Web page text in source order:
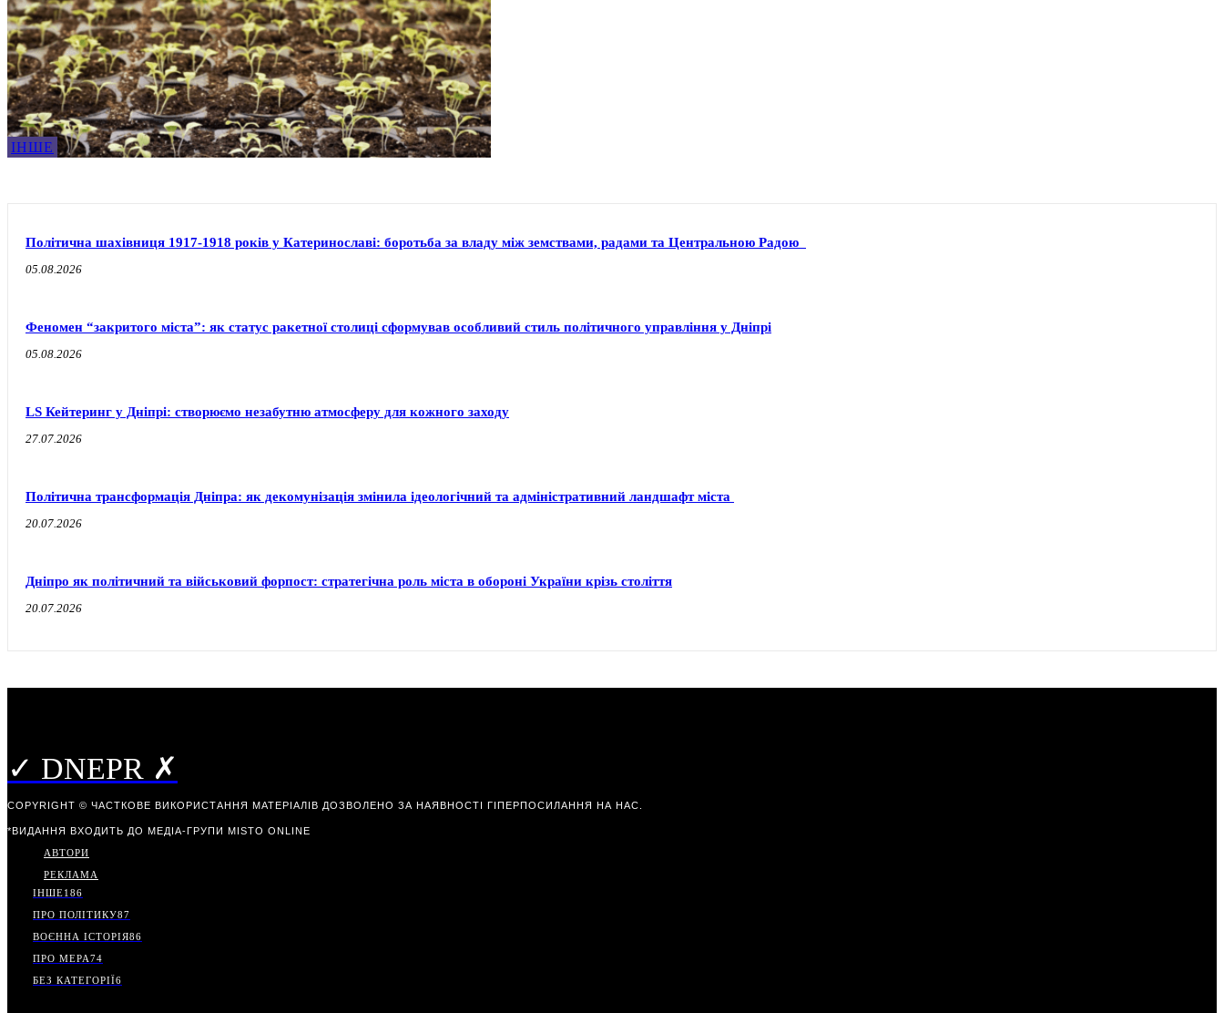
ІНШЕ
Політична шахівниця 1917-1918 років у Катеринославі: боротьба за владу між земствами, радами та Центральною Радою
05.08.2026
Феномен “закритого міста”: як статус ракетної столиці сформував особливий стиль політичного управління у Дніпрі
05.08.2026
LS Кейтеринг у Дніпрі: створюємо незабутню атмосферу для кожного заходу
27.07.2026
Політична трансформація Дніпра: як декомунізація змінила ідеологічний та адміністративний ландшафт міста
20.07.2026
Дніпро як політичний та військовий форпост: стратегічна роль міста в обороні України крізь століття
20.07.2026
✓ DNEPR ✗
COPYRIGHT © ЧАСТКОВЕ ВИКОРИСТАННЯ МАТЕРІАЛІВ ДОЗВОЛЕНО ЗА НАЯВНОСТІ ГІПЕРПОСИЛАННЯ НА НАС.
*ВИДАННЯ ВХОДИТЬ ДО МЕДІА-ГРУПИ MISTO ONLINE
АВТОРИ
РЕКЛАМА
ІНШЕ186
ПРО ПОЛІТИКУ87
ВОЄННА ІСТОРІЯ86
ПРО МЕРА74
БЕЗ КАТЕГОРІЇ6